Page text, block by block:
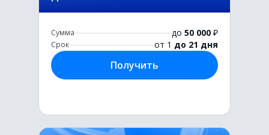
Сумма до 50 000 ₽
Срок от 1 до 21 дня
Получить